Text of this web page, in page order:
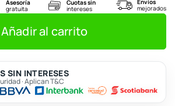
actual
es:
S/3,600.
Asesoría
gratuita
Cuotas sin
intereses mejorados
Añadir al carrito
SIN INTERESES
· Aplican T&C